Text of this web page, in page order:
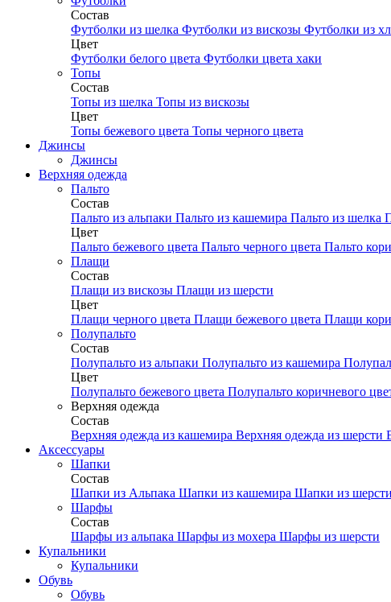
Состав
Футболки из шелка Футболки из вискозы Футболки из
Цвет
Футболки белого цвета Футболки цвета хаки
Топы
Состав
Топы из шелка Топы из вискозы
Цвет
Топы бежевого цвета Топы черного цвета
Джинсы
Джинсы
Верхняя одежда
Пальто
Состав
Пальто из альпаки Пальто из кашемира Пальто из шелка
Цвет
Пальто бежевого цвета Пальто черного цвета Пальто
Плащи
Состав
Плащи из вискозы Плащи из шерсти
Цвет
Плащи черного цвета Плащи бежевого цвета Плащи
Полупальто
Состав
Полупальто из альпаки Полупальто из кашемира
Цвет
Полупальто бежевого цвета Полупальто коричневого
Верхняя одежда
Состав
Верхняя одежда из кашемира Верхняя одежда из шерсти
Аксесcуары
Шапки
Состав
Шапки из Альпака Шапки из кашемира Шапки из шерсти
Шарфы
Состав
Шарфы из альпака Шарфы из мохера Шарфы из шерсти
Купальники
Купальники
Обувь
Обувь